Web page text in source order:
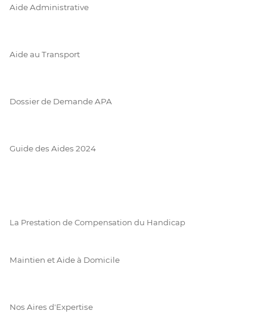
Aide Administrative
Aide au Transport
Dossier de Demande APA
Guide des Aides 2024
La Prestation de Compensation du Handicap
Maintien et Aide à Domicile
Nos Aires d'Expertise